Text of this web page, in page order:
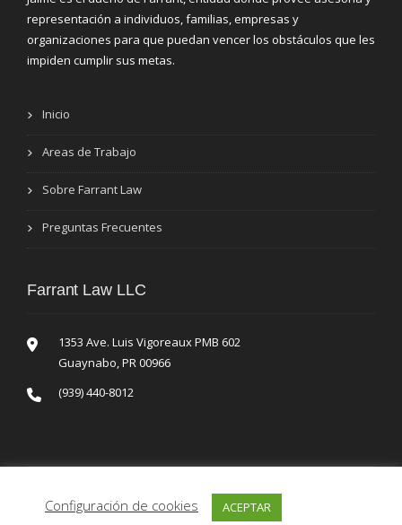
representación a individuos, familias, empresas y
organizaciones para que puedan vencer los obstáculos que les
impiden cumplir sus metas.
Inicio
Areas de Trabajo
Sobre Farrant Law
Preguntas Frecuentes
Farrant Law LLC
1353 Ave. Luis Vigoreaux PMB 602
Guaynabo, PR 00966
(939) 440-8012
Copyright © 2021 Farrant Law. Powered by
Configuración de cookies ACEPTAR